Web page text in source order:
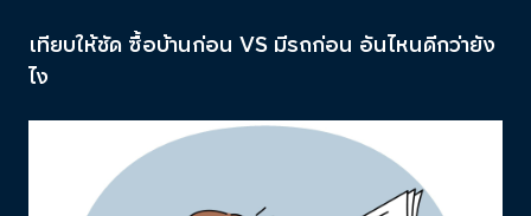
เทียบให้ชัด ซื้อบ้านก่อน VS มีรถก่อน อันไหนดีกว่ายัง
ไง